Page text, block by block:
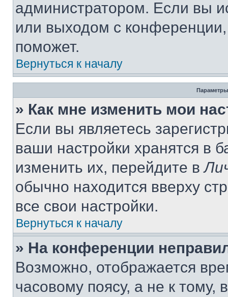
администратором. Если вы
или выходом с
поможет.
Вернуться к началу
Параметры
» Как мне изменить мои
Если вы являетесь
ваши настройки хранятся в
изменить их, перейдите в
обычно находится вверху
все свои настройки.
Вернуться к началу
» На конференции
Возможно, отображается
часовому поясу, а не к тому,